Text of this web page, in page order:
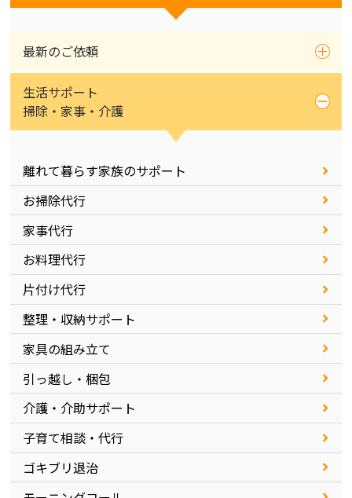
最新のご依頼
生活サポート
掃除・家事・介護
離れて暮らす家族のサポート
お掃除代行
家事代行
お料理代行
片付け代行
整理・収納サポート
家具の組み立て
引っ越し・梱包
介護・介助サポート
子育て相談・代行
ゴキブリ退治